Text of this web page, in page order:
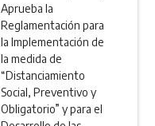
Aprueba la
Reglamentación para
la Implementación de
la medida de
“Distanciamiento
Social, Preventivo y
Obligatorio” y para el